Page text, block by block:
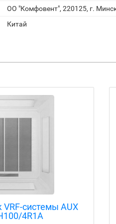
ОО "Комфовент", 220125, г.
Китай
VRF-системы AUX
4R1A